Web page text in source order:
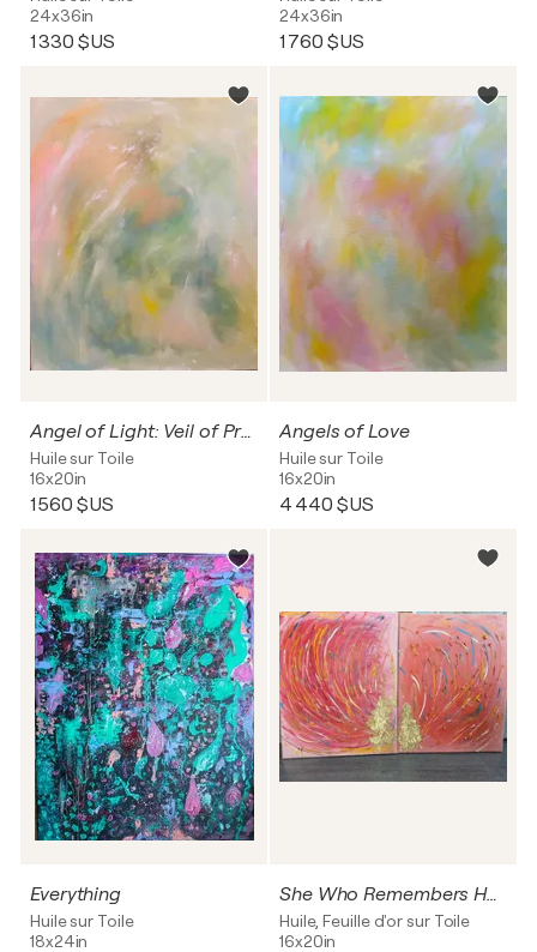
24x36in
1 330 $US
24x36in
1 760 $US
Angel of Light: Veil of Presence
Huile sur Toile
16x20in
1 560 $US
Angels of Love
Huile sur Toile
16x20in
4 440 $US
Everything
Huile sur Toile
18x24in
She Who Remembers Her Wings
Huile, Feuille d'or sur Toile
16x20in